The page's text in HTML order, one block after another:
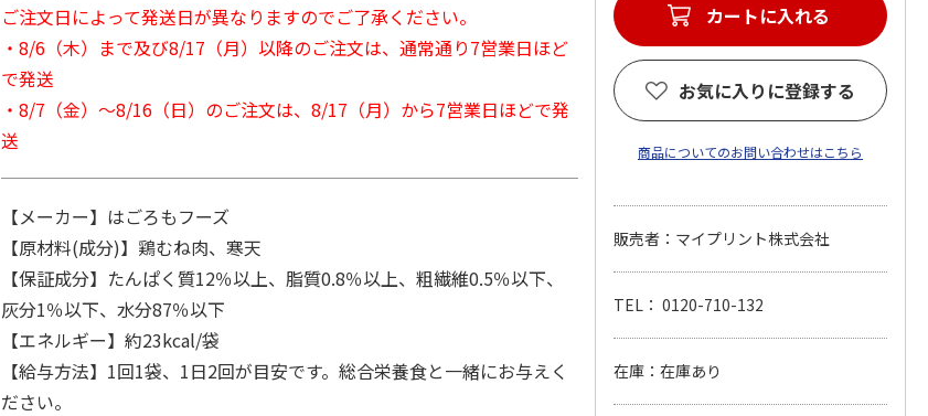
ご注文日によって発送日が異なりますのでご了承ください。
・8/6（木）まで及び8/17（月）以降のご注文は、通常通り7営業日ほど
で発送
・8/7（金）～8/16（日）のご注文は、8/17（月）から7営業日ほどで発
送
【メーカー】はごろもフーズ
【原材料(成分)】鶏むね肉、寒天
【保証成分】たんぱく質12％以上、脂質0.8％以上、粗繊維0.5％以下、
灰分1％以下、水分87％以下
【エネルギー】約23kcal/袋
【給与方法】1回1袋、1日2回が目安です。総合栄養食と一緒にお与えく
ださい。
カートに入れる
お気に入りに登録する
商品についてのお問い合わせはこちら
販売者：マイプリント株式会社
TEL： 0120-710-132
在庫：在庫あり